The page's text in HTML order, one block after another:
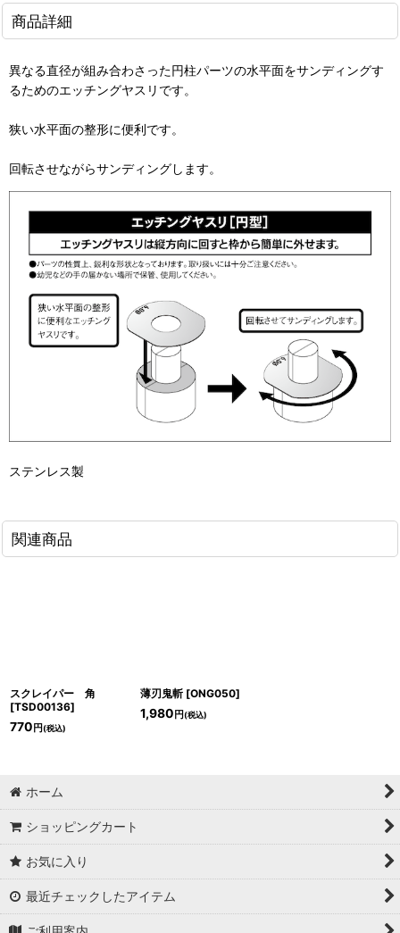
商品詳細
異なる直径が組み合わさった円柱パーツの水平面をサンディングす
るためのエッチングヤスリです。
狭い水平面の整形に便利です。
回転させながらサンディングします。
ステンレス製
関連商品
スクレイパー 角
[TSD00136]
770 円(税込)
薄刃鬼斬 [ONG050]
1,980 円(税込)
ホーム
ショッピングカート
お気に入り
最近チェックしたアイテム